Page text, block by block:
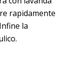
rapidamente
la